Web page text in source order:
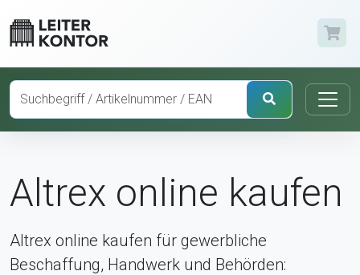
Altrex online kaufen
Altrex online kaufen für gewerbliche
Beschaffung, Handwerk und Behörden: